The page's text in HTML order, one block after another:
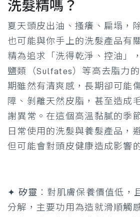
洗髮精嗎？
夏天頭皮出油、搔癢、扁塌，
也可能與你手上的洗髮產品有
精為追求「洗得乾淨、控油」
鹽類（Sulfates）等高去脂力
期雖然有清爽感，長期卻可能
障、剝離天然皮脂，甚至造成
謝異常。在這個高溫黏膩的季
日常使用的洗髮與養髮產品，
但可能會對頭皮健康造成影響
✦ 矽靈 ：對肌膚保養價值低，
分解，主要功用為造就滑順觸